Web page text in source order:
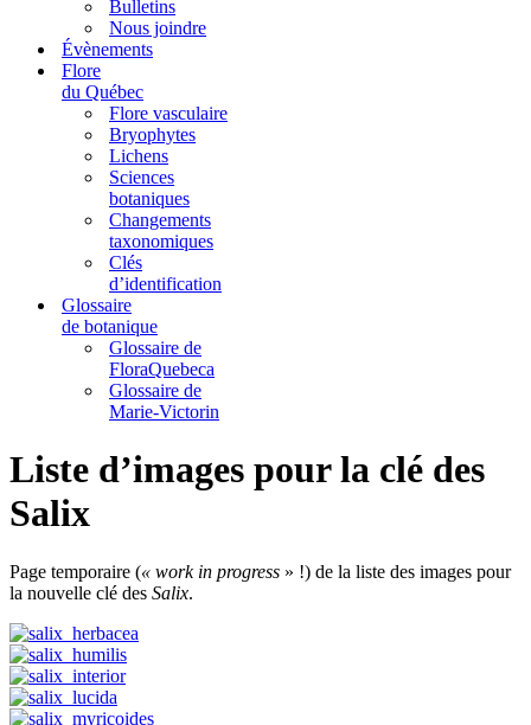
Bulletins
Nous joindre
Évènements
Flore
du Québec
Flore vasculaire
Bryophytes
Lichens
Sciences
botaniques
Changements
taxonomiques
Clés
d’identification
Glossaire
de botanique
Glossaire de
FloraQuebeca
Glossaire de
Marie-Victorin
Liste d’images pour la clé des
Salix
Page temporaire (« work in progress » !) de la liste des images pour
la nouvelle clé des Salix.